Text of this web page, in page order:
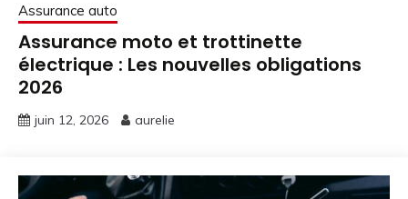
Assurance auto
Assurance moto et trottinette
électrique : Les nouvelles obligations
2026
juin 12, 2026 aurelie